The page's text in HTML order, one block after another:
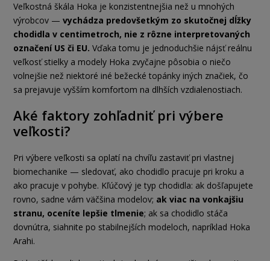
Veľkostná škála Hoka je konzistentnejšia než u mnohých
výrobcov — vychádza predovšetkým zo skutočnej dĺžky
chodidla v centimetroch, nie z rôzne interpretovaných
označení US či EU. Vďaka tomu je jednoduchšie nájsť reálnu
veľkosť stielky a modely Hoka zvyčajne pôsobia o niečo
volnejšie než niektoré iné bežecké topánky iných značiek, čo
sa prejavuje vyšším komfortom na dlhších vzdialenostiach.
Aké faktory zohľadniť pri výbere
veľkosti?
Pri výbere veľkosti sa oplatí na chvíľu zastaviť pri vlastnej
biomechanike — sledovať, ako chodidlo pracuje pri kroku a
ako pracuje v pohybe. Kľúčový je typ chodidla: ak došľapujete
rovno, sadne vám väčšina modelov; ak viac na vonkajšiu
stranu, oceníte lepšie tlmenie; ak sa chodidlo stáča
dovnútra, siahnite po stabilnejších modeloch, napríklad Hoka
Arahi.